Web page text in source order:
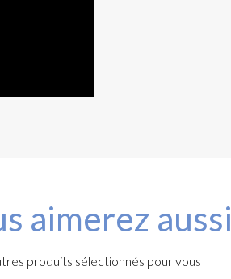
aimerez aussi
produits sélectionnés pour vous